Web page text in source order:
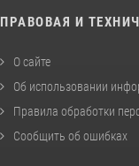
ПРАВОВАЯ И
О сайте
Об использовании
Правила обработки
Сообщить об ошибках